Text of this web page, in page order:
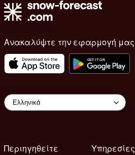
Ανακαλύψτε την εφαρμογή μας
Περιηγηθείτε
Υπηρεσίες